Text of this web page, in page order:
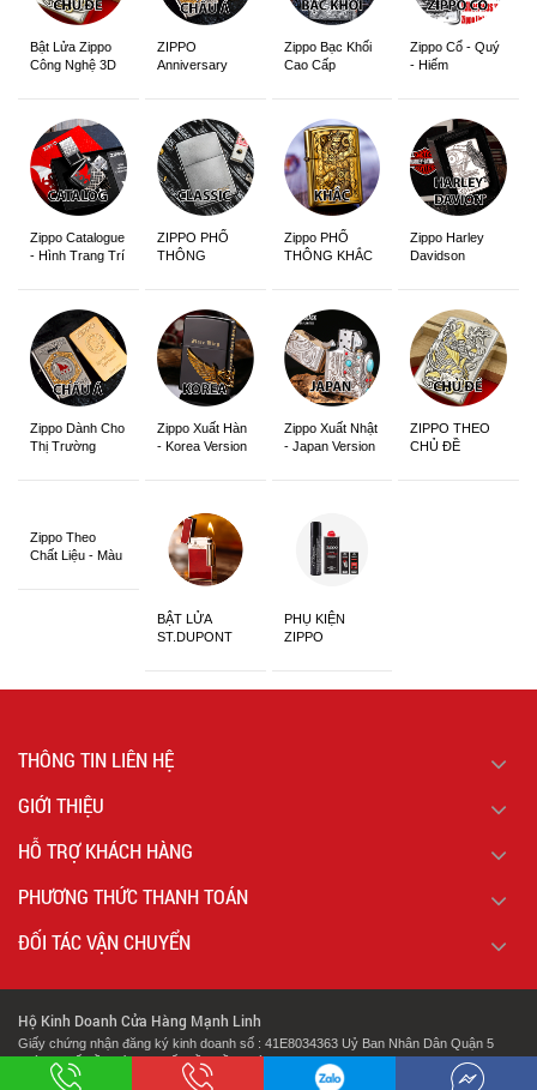
Bật Lửa Zippo
Công Nghệ 3D
ZIPPO
Anniversary
Zippo Bạc Khối
Cao Cấp
Zippo Cổ - Quý
- Hiếm
Zippo Catalogue
- Hình Trang Trí
ZIPPO PHỔ
THÔNG
Zippo PHỔ
THÔNG KHẮC
Zippo Harley
Davidson
Zippo Dành Cho
Thị Trường
Zippo Xuất Hàn
- Korea Version
Zippo Xuất Nhật
- Japan Version
ZIPPO THEO
CHỦ ĐỀ
Zippo Theo
Chất Liệu - Màu
BẬT LỬA
ST.DUPONT
PHỤ KIỆN
ZIPPO
THÔNG TIN LIÊN HỆ
GIỚI THIỆU
HỖ TRỢ KHÁCH HÀNG
PHƯƠNG THỨC THANH TOÁN
ĐỐI TÁC VẬN CHUYỂN
Hộ Kinh Doanh Cửa Hàng Mạnh Linh
Giấy chứng nhận đăng ký kinh doanh số : 41E8034363 Uỷ Ban Nhân Dân Quận 5
Thành Phố Hồ Chí Minh Cấp Lần Đầu Ngày : 07/02/2018.